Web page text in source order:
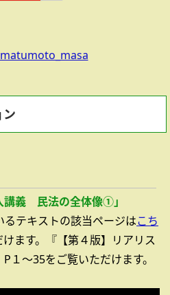
講義 民法の全体像①」
テキストの該当ページはこち
けます。『【第４版】リアリス
～35をご覧いただけます。